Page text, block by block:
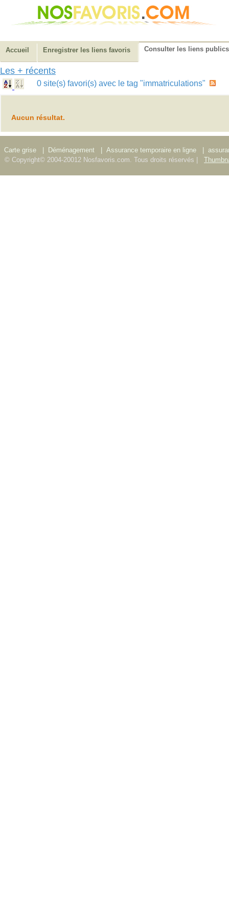
Accueil Enregistrer les liens favoris Consulter les liens publics
Les + récents
0 site(s) favori(s) avec le tag "immatriculations"
Aucun résultat.
Carte grise Déménagement Assurance temporaire en ligne
© Copyright© 2004-20012 Nosfavoris.com. Tous droits réservés |